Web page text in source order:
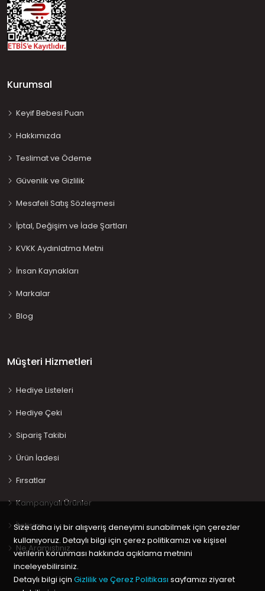
Kurumsal
Keyif Bebesi Puan
Hakkımızda
Teslimat ve Ödeme
Güvenlik ve Gizlilik
Mesafeli Satış Sözleşmesi
İptal, Değişim ve İade Şartları
KVKK Aydınlatma Metni
İnsan Kaynakları
Markalar
Blog
Müşteri Hizmetleri
Hediye Listeleri
Hediye Çeki
Sipariş Takibi
Ürün İadesi
Fırsatlar
Kampanyalı Ürünler
İletişim
Ne Aramıştınız…
Size daha iyi bir alışveriş deneyimi sunabilmek için çerezler
kullanıyoruz. Detaylı bilgi için çerez politikamızı ve kişisel
verilerin korunması hakkında açıklama metnini
inceleyebilirsiniz.
Detaylı bilgi için Gizlilik ve Çerez Politikası sayfamızı ziyaret